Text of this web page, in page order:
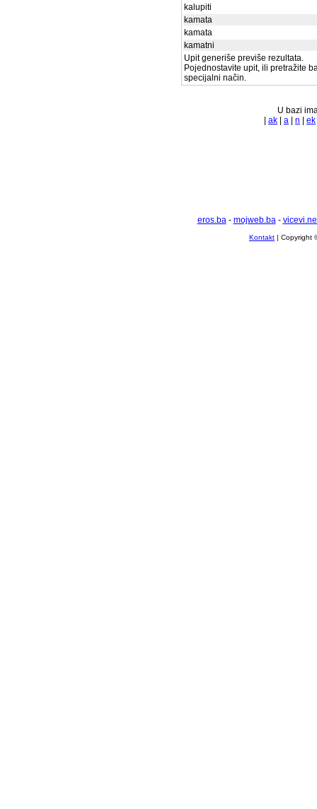
kalupiti
kamata
kamata
kamatni
Upit generiše previše rezultata.
Pojednostavite upit, ili pretražite
specijalni način.
U bazi
ak a n ek
eros.ba- mojweb.ba-
Kontakt | Copyright